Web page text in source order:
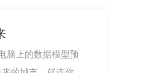
脑上的数据模型预